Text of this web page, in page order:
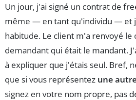
Un jour, j'ai signé un contrat de
même — en tant qu'individu — et
habitude. Le client m'a renvoyé le
demandant qui était le mandant.
à expliquer que j'étais seul. Bref,
que si vous représentez une
signez en votre nom propre, pas